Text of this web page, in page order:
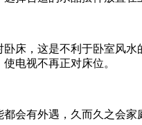
床，这是不利于卧室风
电视不再正对床位。
会有外遇，久而久之会